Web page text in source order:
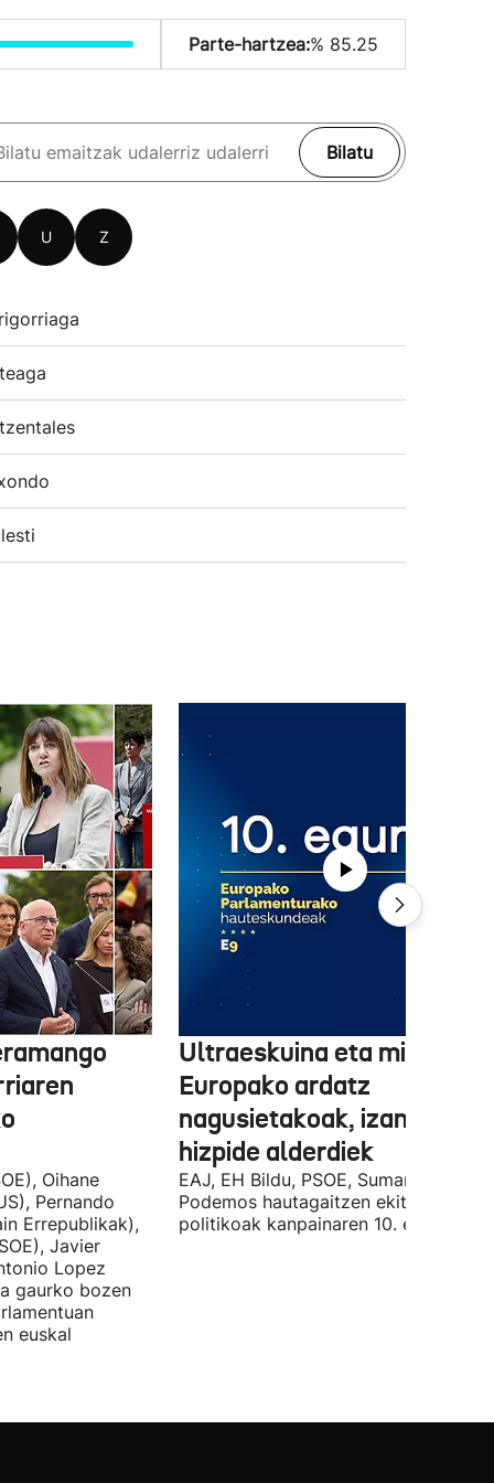
Parte-hartzea:% 85.25
Bilatu
U Z
Oihane
Pernando
Errepublikak),
Javier
Lopez
gaurko bozen
euskal
Ultraeskuina eta
Europako ardatz
nagusietakoak, izan dituzte
hizpide alderdiek
EAJ, EH Bildu, PSOE, Sumar, PP eta
Podemos hautagaitzen ekitaldi
politikoak kanpainaren 10. egunean.